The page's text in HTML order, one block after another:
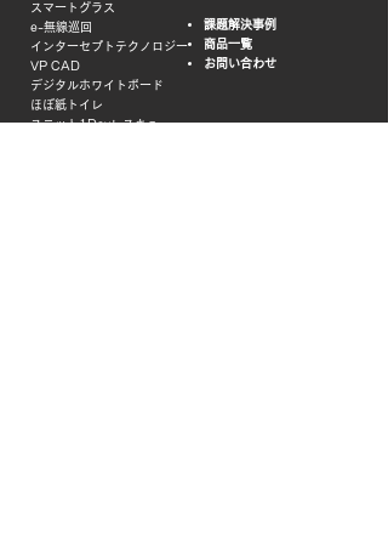
スマートグラス
e-無線巡回
インターセプトテクノロジー
VP CAD
デジタルホワイトボード
ほぼ紙トイレ
ユニット1Dayレスキュー
課題解決事例
商品一覧
​​お問い合わせ